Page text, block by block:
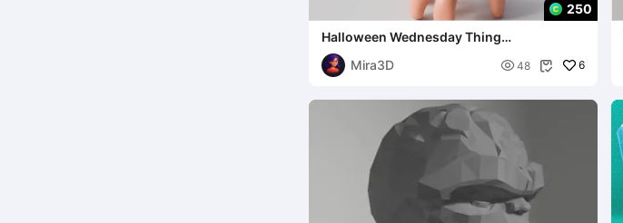
250
Halloween Wednesday Thing
Süßigkeitendose
Mira3D
 48  6